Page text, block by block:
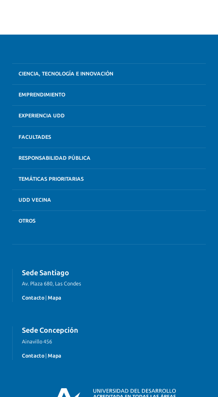
CIENCIA, TECNOLOGÍA E INNOVACIÓN
EMPRENDIMIENTO
EXPERIENCIA UDD
FACULTADES
RESPONSABILIDAD PÚBLICA
TEMÁTICAS PRIORITARIAS
UDD VECINA
OTROS
Sede Santiago
Av. Plaza 680, Las Condes
Contacto Mapa
Sede Concepción
Ainavillo 456
Contacto | Mapa